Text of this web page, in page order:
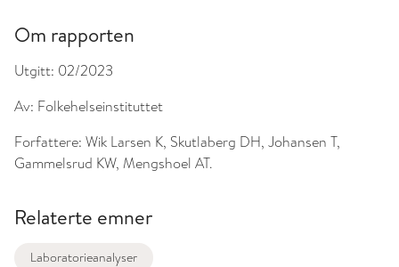
Om rapporten
Utgitt: 02/2023
Av: Folkehelseinstituttet
Forfattere: Wik Larsen K, Skutlaberg DH, Johansen T,
Gammelsrud KW, Mengshoel AT.
Relaterte emner
Laboratorieanalyser